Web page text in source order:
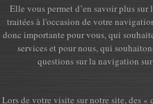
Elle vous permet d’en savoir plus
traitées à l'occasion de votre
donc importante pour vous, qui
services et pour nous, qui
questions sur la navigation
Lors de votre visite sur notre site, des